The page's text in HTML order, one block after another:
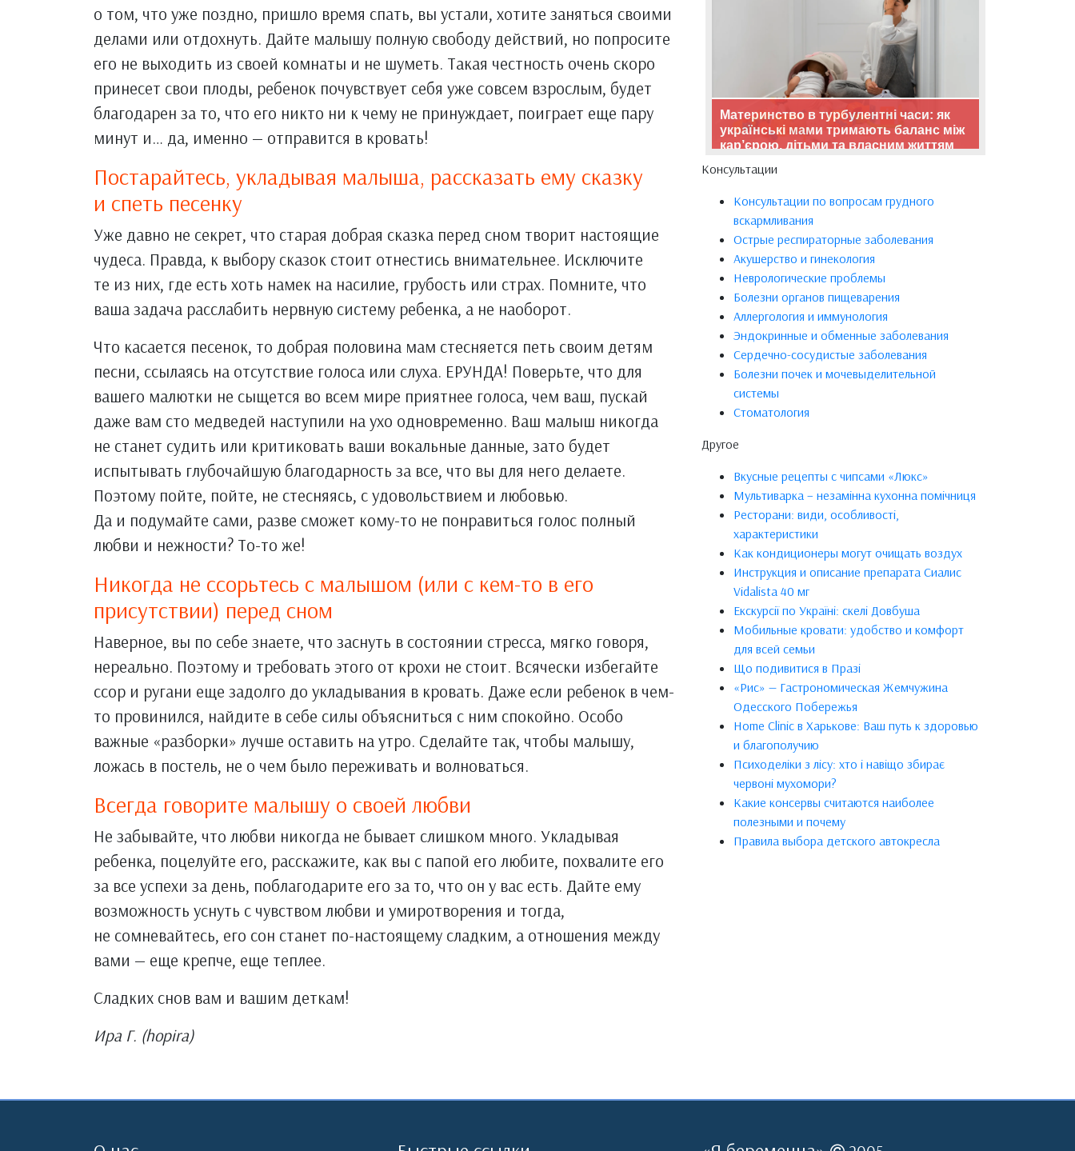
о том, что уже поздно, пришло время спать, вы устали, хотите заняться своими
делами или отдохнуть. Дайте малышу полную свободу действий, но попросите
его не выходить из своей комнаты и не шуметь. Такая честность очень скоро
принесет свои плоды, ребенок почувствует себя уже совсем взрослым, будет
благодарен за то, что его никто ни к чему не принуждает, поиграет еще пару
минут и… да, именно — отправится в кровать!
Постарайтесь, укладывая малыша, рассказать ему сказку
и спеть песенку
Уже давно не секрет, что старая добрая сказка перед сном творит настоящие
чудеса. Правда, к выбору сказок стоит отнестись внимательнее. Исключите
те из них, где есть хоть намек на насилие, грубость или страх. Помните, что
ваша задача расслабить нервную систему ребенка, а не наоборот.
Что касается песенок, то добрая половина мам стесняется петь своим детям
песни, ссылаясь на отсутствие голоса или слуха. ЕРУНДА! Поверьте, что для
вашего малютки не сыщется во всем мире приятнее голоса, чем ваш, пускай
даже вам сто медведей наступили на ухо одновременно. Ваш малыш никогда
не станет судить или критиковать ваши вокальные данные, зато будет
испытывать глубочайшую благодарность за все, что вы для него делаете.
Поэтому пойте, пойте, не стесняясь, с удовольствием и любовью.
Да и подумайте сами, разве сможет кому-то не понравиться голос полный
любви и нежности? То-то же!
Никогда не ссорьтесь с малышом (или с кем-то в его
присутствии) перед сном
Наверное, вы по себе знаете, что заснуть в состоянии стресса, мягко говоря,
нереально. Поэтому и требовать этого от крохи не стоит. Всячески избегайте
ссор и ругани еще задолго до укладывания в кровать. Даже если ребенок в чем-
то провинился, найдите в себе силы объясниться с ним спокойно. Особо
важные «разборки» лучше оставить на утро. Сделайте так, чтобы малышу,
ложась в постель, не о чем было переживать и волноваться.
Всегда говорите малышу о своей любви
Не забывайте, что любви никогда не бывает слишком много. Укладывая
ребенка, поцелуйте его, расскажите, как вы с папой его любите, похвалите его
за все успехи за день, поблагодарите его за то, что он у вас есть. Дайте ему
возможность уснуть с чувством любви и умиротворения и тогда,
не сомневайтесь, его сон станет по-настоящему сладким, а отношения между
вами — еще крепче, еще теплее.
Сладких снов вам и вашим деткам!
Ира Г. (hopira)
Материнство в турбулентні часи: як
українські мами тримають баланс між
кар’єрою, дітьми та власним життям
Консультации
Консультации по вопросам грудного
вскармливания
Острые респираторные заболевания
Акушерство и гинекология
Неврологические проблемы
Болезни органов пищеварения
Аллергология и иммунология
Эндокринные и обменные заболевания
Сердечно-сосудистые заболевания
Болезни почек и мочевыделительной
системы
Стоматология
Другое
Вкусные рецепты с чипсами «Люкс»
Мультиварка – незамінна кухонна помічниця
Ресторани: види, особливості,
характеристики
Как кондиционеры могут очищать воздух
Инструкция и описание препарата Сиалис
Vidalista 40 мг
Екскурсії по Україні: скелі Довбуша
Мобильные кровати: удобство и комфорт
для всей семьи
Що подивитися в Празі
«Рис» — Гастрономическая Жемчужина
Одесского Побережья
Home Clinic в Харькове: Ваш путь к здоровью
и благополучию
Психоделіки з лісу: хто і навіщо збирає
червоні мухомори?
Какие консервы считаются наиболее
полезными и почему
Правила выбора детского автокресла